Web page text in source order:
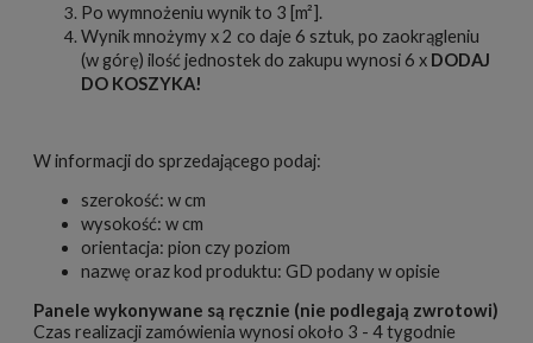
Po wymnożeniu wynik to 3 [m²].
Wynik mnożymy x 2 co daje 6 sztuk, po zaokrągleniu
(w górę) ilość jednostek do zakupu wynosi 6 x DODAJ
DO KOSZYKA!
W informacji do sprzedającego podaj:
szerokość: w cm
wysokość: w cm
orientacja: pion czy poziom
nazwę oraz kod produktu: GD podany w opisie
Panele wykonywane są ręcznie (nie podlegają zwrotowi)
Czas realizacji zamówienia wynosi około 3 - 4 tygodnie